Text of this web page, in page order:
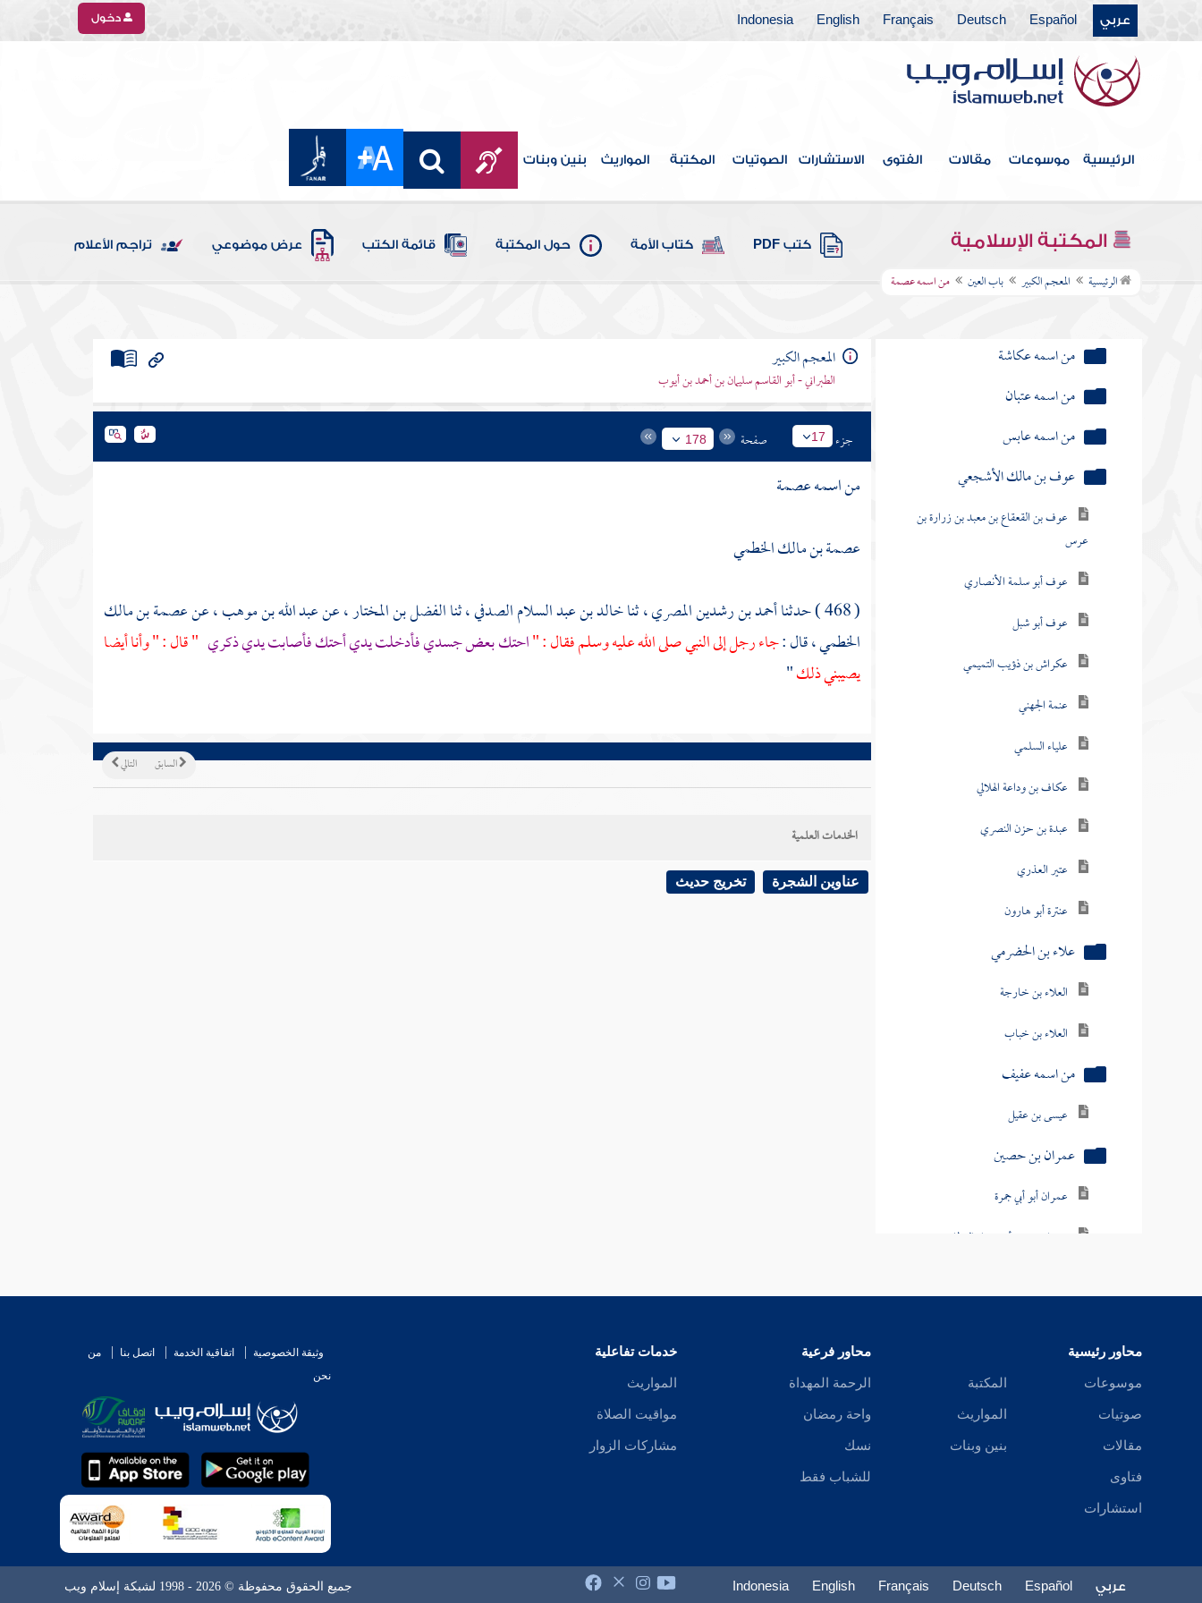
عربي Español
Deutsch
Français
English
Indonesia دخول
الرئيسية موسوعات مقالات الفتوى الاستشارات الصوتيات المكتبة المواريث بنين وبنات
المكتبة الإسلامية كتب PDF كتاب الأمة حول المكتبة قائمة الكتب عرض موضوعي تراجم الأعلام
الرئيسية المعجم الكبير باب العين من اسمه عصمة
من اسمه عياض
من اسمه عكرمة
من اسمه علقمة
من اسمه عطارد
من اسمه عتبان
من اسمه عابس
عوف بن مالك الأشجعي
عوف بن القعقاع بن معبد بن زرارة بن
عرس
عوف أبو سلمة الأنصاري
عوف أبو شبل
عكراش بن ذؤيب التميمي
عنمة الجهني
علياء السلمي
عكاف بن وداعة الهلالي
عبدة بن حزن النصري
عتير العذري
عنترة أبو هارون
علاء بن الحضرمي
العلاء بن خارجة
العلاء بن خباب
من اسمه عفيف
عيسى بن عقيل
عمران بن حصين
عمران أبو أبي جمرة
عمران بن تيم أبو رجاء العطاردي
عرباض بن سارية السلمي
باب القاف
باب الواو
باب الهاء
المعجم الكبير
الطبراني - أبو القاسم سليمان بن أحمد بن أيوب
جزء 17 صفحة 178
من اسمه عصمة
عصمة بن مالك الخطمي
( 468 ) حدثنا
أحمد بن رشدين المصري، ثناخالد بن عبد السلام الصدفي، ثناالفضل بن المختار، عنعبد الله بن موهب، عنعصمة بن مالك
الخطمي، قال :جاء رجل إلى النبي صلى الله عليه وسلم فقال : "احتك بعض جسدي فأدخلت يدي أحتك فأصابت يدي ذكري " قال : " وأنا أيضا
يصيبني ذلك"
التالي السابق
الخدمات العلمية
عناوين الشجرة تخريج حديث
محاور رئيسية
موسوعات
صوتيات
مقالات
فتاوى
استشارات
المكتبة
المواريث
بنين وبنات
محاور فرعية
الرحمة المهداة
واحة رمضان
نسك
للشباب فقط
خدمات تفاعلية
المواريث
مواقيت الصلاة
مشاركات الزوار
وثيقة الخصوصية اتفاقية الخدمة اتصل بنا
من
نحن
عربي Español
Deutsch
Français
English
Indonesia جميع الحقوق محفوظة © 2026 - 1998 لشبكة إسلام ويب